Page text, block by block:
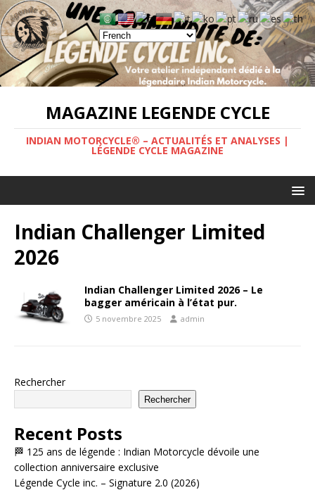
MAGAZINE LEGENDE CYCLE
INDIAN MOTORCYCLE® – ACTUALITÉS ET ANALYSES |
LÉGENDE CYCLE MAGAZINE
Indian Challenger Limited
2026
Indian Challenger Limited 2026 – Le
bagger américain à l’état pur.
5 novembre 2025 admin
Rechercher
Rechercher
Recent Posts
🏁 125 ans de légende : Indian Motorcycle dévoile une
collection anniversaire exclusive
Légende Cycle inc. – Signature 2.0 (2026)